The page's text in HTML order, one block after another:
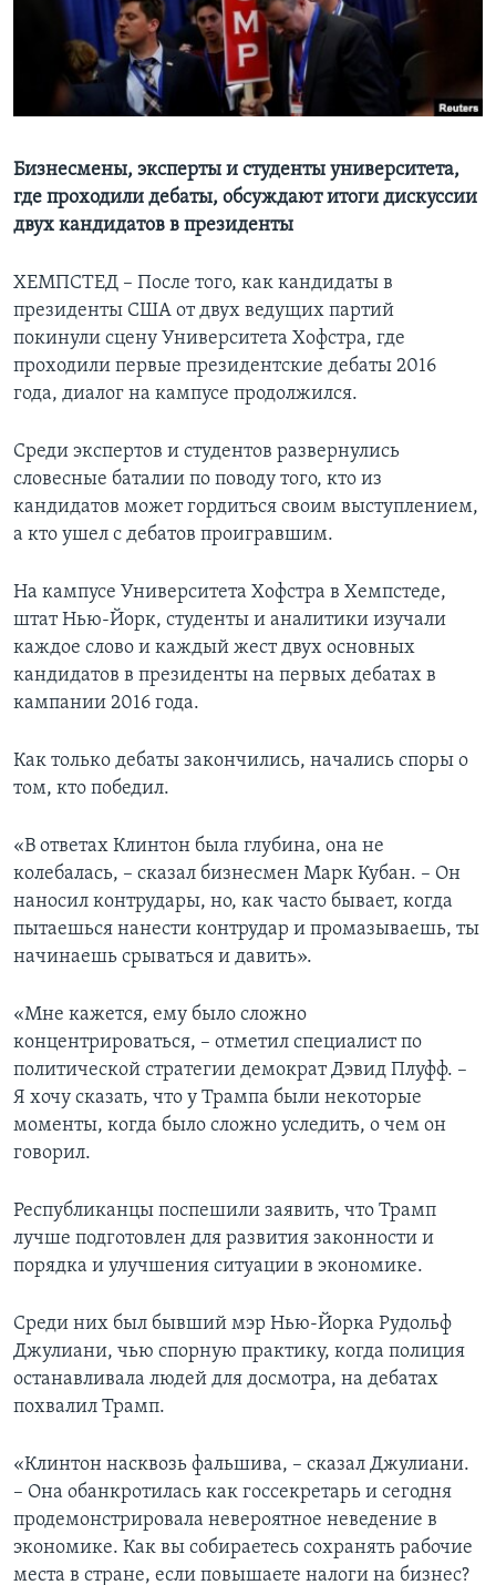
Learning English
СОЦИАЛЬНЫЕ СЕТИ
Языки
Бизнесмены, эксперты и студенты университета,
где проходили дебаты, обсуждают итоги дискуссии
двух кандидатов в президенты
ХЕМПСТЕД – После того, как кандидаты в
президенты США от двух ведущих партий
покинули сцену Университета Хофстра, где
проходили первые президентские дебаты 2016
года, диалог на кампусе продолжился.
Среди экспертов и студентов развернулись
словесные баталии по поводу того, кто из
кандидатов может гордиться своим выступлением,
а кто ушел с дебатов проигравшим.
На кампусе Университета Хофстра в Хемпстеде,
штат Нью-Йорк, студенты и аналитики изучали
каждое слово и каждый жест двух основных
кандидатов в президенты на первых дебатах в
кампании 2016 года.
Как только дебаты закончились, начались споры о
том, кто победил.
«В ответах Клинтон была глубина, она не
колебалась, – сказал бизнесмен Марк Кубан. – Он
наносил контрудары, но, как часто бывает, когда
пытаешься нанести контрудар и промазываешь, ты
начинаешь срываться и давить».
«Мне кажется, ему было сложно
концентрироваться, – отметил специалист по
политической стратегии демократ Дэвид Плуфф. –
Я хочу сказать, что у Трампа были некоторые
моменты, когда было сложно уследить, о чем он
говорил.
Республиканцы поспешили заявить, что Трамп
лучше подготовлен для развития законности и
порядка и улучшения ситуации в экономике.
Среди них был бывший мэр Нью-Йорка Рудольф
Джулиани, чью спорную практику, когда полиция
останавливала людей для досмотра, на дебатах
похвалил Трамп.
«Клинтон насквозь фальшива, – сказал Джулиани.
– Она обанкротилась как госсекретарь и сегодня
продемонстрировала невероятное неведение в
экономике. Как вы собираетесь сохранять рабочие
места в стране, если повышаете налоги на бизнес?